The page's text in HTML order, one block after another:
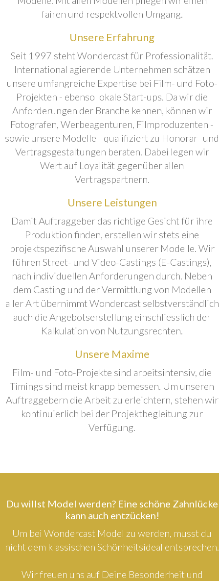
fairen und respektvollen Umgang.
Unsere Erfahrung
Seit 1997 steht Wondercast für Professionalität.
International agierende Unternehmen schätzen
unsere umfangreiche Expertise bei Film- und Foto-
Projekten - ebenso lokale Start-ups. Da wir die
Anforderungen der Branche kennen, können wir
Fotografen, Werbeagenturen, Filmproduzenten -
sowie unsere Modelle - qualifiziert zu Honorar- und
Vertragsgestaltungen beraten. Dabei legen wir
Wert auf Loyalität gegenüber allen
Vertragspartnern.
Unsere Leistungen
Damit Auftraggeber das richtige Gesicht für ihre
Produktion finden, erstellen wir stets eine
projektspezifische Auswahl unserer Modelle. Wir
führen Street- und Video-Castings (E-Castings),
nach individuellen Anforderungen durch. Neben
dem Casting und der Vermittlung von Modellen
aller Art übernimmt Wondercast selbstverständlich
auch die Angebotserstellung einschliesslich der
Kalkulation von Nutzungsrechten.
Unsere Maxime
Film- und Foto-Projekte sind arbeitsintensiv, die
Timings sind meist knapp bemessen. Um unseren
Auftraggebern die Arbeit zu erleichtern, stehen wir
kontinuierlich bei der Projektbegleitung zur
Verfügung.
Du willst Model werden? Eine schöne Zahnlücke
kann auch entzücken!
Um bei Wondercast Model zu werden, musst du
nicht dem klassischen Schönheitsideal entsprechen.
Wir freuen uns auf Deine Besonderheit und